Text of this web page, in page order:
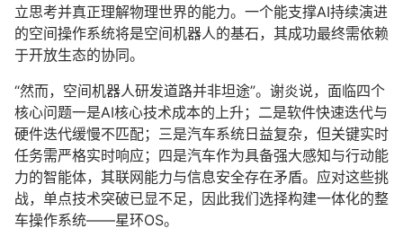
立思考并真正理解物理世界的能力。一个能支撑AI持续演进
的空间操作系统将是空间机器人的基石，其成功最终需依赖
于开放生态的协同。
“然而，空间机器人研发道路并非坦途”。谢炎说，面临四个
核心问题一是AI核心技术成本的上升；二是软件快速迭代与
硬件迭代缓慢不匹配；三是汽车系统日益复杂，但关键实时
任务需严格实时响应；四是汽车作为具备强大感知与行动能
力的智能体，其联网能力与信息安全存在矛盾。应对这些挑
战，单点技术突破已显不足，因此我们选择构建一体化的整
车操作系统——星环OS。